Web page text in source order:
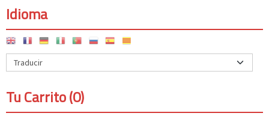
Idioma
Tu Carrito (0)